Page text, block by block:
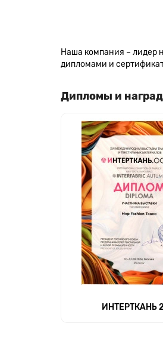
Наша компания – лидер
дипломами и
Дипломы и
ИНТЕРТКАНЬ